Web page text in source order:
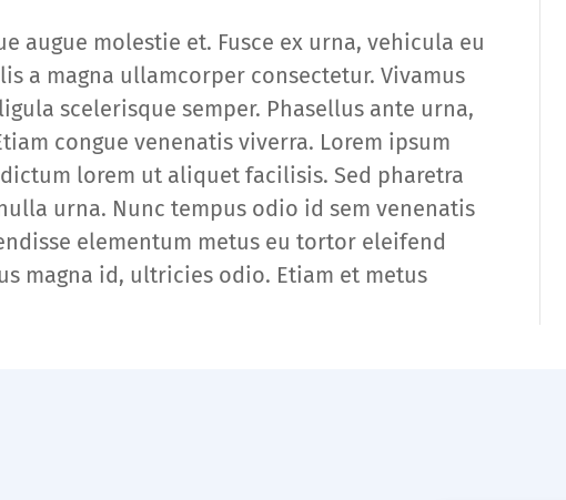
augue molestie et. Fusce ex urna, vehicula eu
a magna ullamcorper consectetur. Vivamus
scelerisque semper. Phasellus ante urna,
congue venenatis viverra. Lorem ipsum
lorem ut aliquet facilisis. Sed pharetra
urna. Nunc tempus odio id sem venenatis
elementum metus eu tortor eleifend
magna id, ultricies odio. Etiam et metus